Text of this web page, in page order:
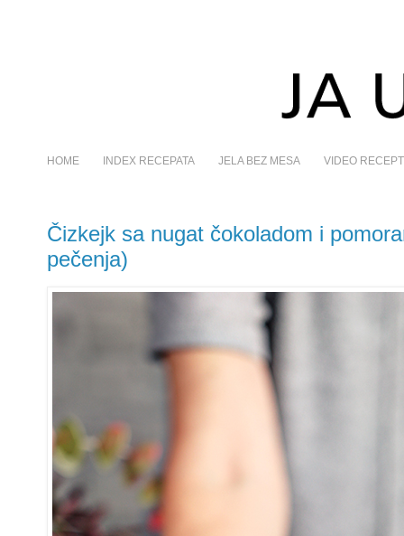
HOME INDEX RECEPATA JELA BEZ MESA VIDEO
Čizkejk sa nugat čokoladom i
pečenja)